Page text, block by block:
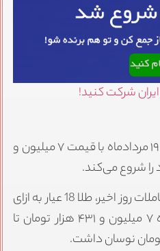
شرکت کنید!
– طلا ۱۸ عیار امروز ۱۹ مردادماه با قیمت ۷ میلیون و
طی معاملات روز اخیر، طلا 18 عیار به ازای
هر یک گرم بین دو محدوده ۷ میلیون و ۴۳۱ هزار تومان تا